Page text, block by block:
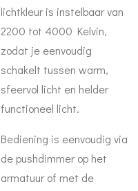
lichtkleur is instelbaar van
2200 tot 4000 Kelvin,
zodat je eenvoudig
schakelt tussen warm,
sfeervol licht en helder
functioneel licht.
Bediening is eenvoudig via
de pushdimmer op het
armatuur of met de